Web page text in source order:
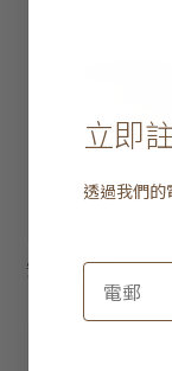
安山岩石碗
立即
透過我們